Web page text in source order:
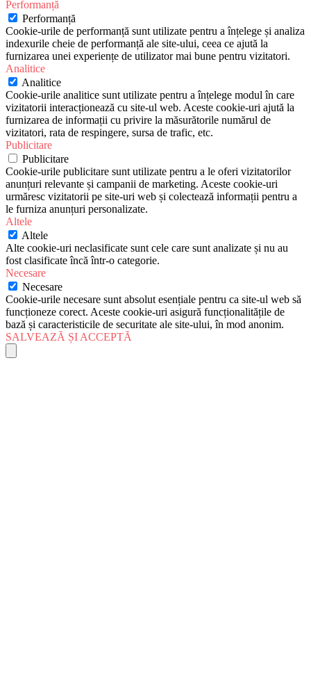
Performanță
Performanță
Cookie-urile de performanță sunt utilizate pentru a înțelege și analiza
indexurile cheie de performanță ale site-ului, ceea ce ajută la
furnizarea unei experiențe de utilizator mai bune pentru vizitatori.
Analitice
Analitice
Cookie-urile analitice sunt utilizate pentru a înțelege modul în care
vizitatorii interacționează cu site-ul web. Aceste cookie-uri ajută la
furnizarea de informații cu privire la măsurătorile numărul de
vizitatori, rata de respingere, sursa de trafic, etc.
Publicitare
Publicitare
Cookie-urile publicitare sunt utilizate pentru a le oferi vizitatorilor
anunțuri relevante și campanii de marketing. Aceste cookie-uri
urmăresc vizitatorii pe site-uri web și colectează informații pentru a
le furniza anunțuri personalizate.
Altele
Altele
Alte cookie-uri neclasificate sunt cele care sunt analizate și nu au
fost clasificate încă într-o categorie.
Necesare
Necesare
Cookie-urile necesare sunt absolut esențiale pentru ca site-ul web să
funcționeze corect. Aceste cookie-uri asigură funcționalitățile de
bază și caracteristicile de securitate ale site-ului, în mod anonim.
SALVEAZĂ ȘI ACCEPTĂ